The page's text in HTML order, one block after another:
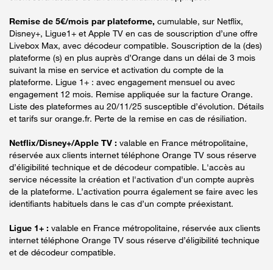
Remise de 5€/mois par plateforme, cumulable, sur Netflix,
Disney+, Ligue1+ et Apple TV en cas de souscription d’une offre
Livebox Max, avec décodeur compatible. Souscription de la (des)
plateforme (s) en plus auprès d’Orange dans un délai de 3 mois
suivant la mise en service et activation du compte de la
plateforme. Ligue 1+ : avec engagement mensuel ou avec
engagement 12 mois. Remise appliquée sur la facture Orange.
Liste des plateformes au 20/11/25 susceptible d’évolution. Détails
et tarifs sur orange.fr. Perte de la remise en cas de résiliation.
Netflix/Disney+/Apple TV : valable en France métropolitaine,
réservée aux clients internet téléphone Orange TV sous réserve
d’éligibilité technique et de décodeur compatible. L'accès au
service nécessite la création et l'activation d'un compte auprès
de la plateforme. L’activation pourra également se faire avec les
identifiants habituels dans le cas d’un compte préexistant.
Ligue 1+ : valable en France métropolitaine, réservée aux clients
internet téléphone Orange TV sous réserve d’éligibilité technique
et de décodeur compatible.